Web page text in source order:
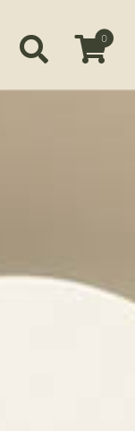
0